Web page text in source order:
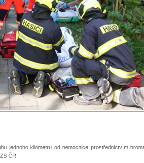
jednoho kilometru od nemocnice prostřednictvím
ČR.